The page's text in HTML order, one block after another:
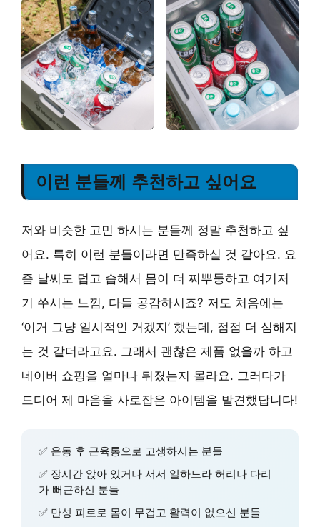
이런 분들께 추천하고 싶어요
저와 비슷한 고민 하시는 분들께 정말 추천하고 싶
어요. 특히 이런 분들이라면 만족하실 것 같아요. 요
즘 날씨도 덥고 습해서 몸이 더 찌뿌둥하고 여기저
기 쑤시는 느낌, 다들 공감하시죠? 저도 처음에는
‘이거 그냥 일시적인 거겠지’ 했는데, 점점 더 심해지
는 것 같더라고요. 그래서 괜찮은 제품 없을까 하고
네이버 쇼핑을 얼마나 뒤졌는지 몰라요. 그러다가
드디어 제 마음을 사로잡은 아이템을 발견했답니다!
✅ 운동 후 근육통으로 고생하시는 분들
✅ 장시간 앉아 있거나 서서 일하느라 허리나 다리
가 뻐근하신 분들
✅ 만성 피로로 몸이 무겁고 활력이 없으신 분들